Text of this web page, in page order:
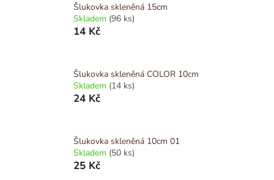
Šlukovka skleněná 15cm
Skladem (96 ks)
14 Kč
Šlukovka skleněná COLOR 10cm
Skladem (14 ks)
24 Kč
Šlukovka skleněná 10cm 01
Skladem (50 ks)
25 Kč